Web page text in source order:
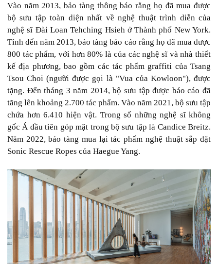
Vào năm 2013, bảo tàng thông báo rằng họ đã mua được
bộ sưu tập toàn diện nhất về nghệ thuật trình diễn của
nghệ sĩ Đài Loan Tehching Hsieh ở Thành phố New York.
Tính đến năm 2013, bảo tàng báo cáo rằng họ đã mua được
800 tác phẩm, với hơn 80% là của các nghệ sĩ và nhà thiết
kế địa phương, bao gồm các tác phẩm graffiti của Tsang
Tsou Choi (người được gọi là "Vua của Kowloon"), được
tặng. Đến tháng 3 năm 2014, bộ sưu tập được báo cáo đã
tăng lên khoảng 2.700 tác phẩm. Vào năm 2021, bộ sưu tập
chứa hơn 6.410 hiện vật. Trong số những nghệ sĩ không
gốc Á đầu tiên góp mặt trong bộ sưu tập là Candice Breitz.
Năm 2022, bảo tàng mua lại tác phẩm nghệ thuật sắp đặt
Sonic Rescue Ropes của Haegue Yang.